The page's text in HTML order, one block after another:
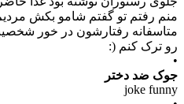
منم رفتم تو گفتم شامو بکش
متاسفانه رفتارشون در خور
رو ترک کنم (:
•
جوک ضد دختر
joke funny